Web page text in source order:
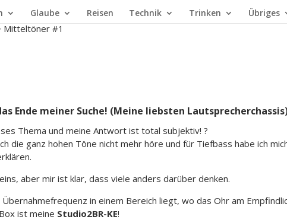
Glaube Reisen Technik Trinken Übriges
Mitteltöner #1
Ende meiner Suche! (Meine liebsten
Thema und meine Antwort ist total subjektiv! ?
die ganz hohen Töne nicht mehr höre und für Tiefbass habe ich
aber mir ist klar, dass viele anders darüber denken.
in einem Bereich liegt, wo das Ohr am
ist meine Studio2BR-KE!